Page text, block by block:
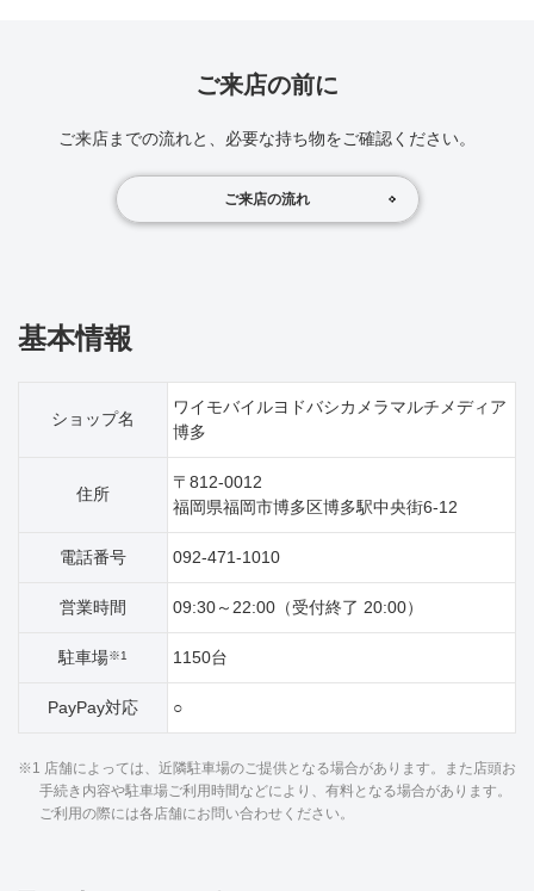
ご来店の前に
ご来店までの流れと、必要な持ち物をご確認ください。
ご来店の流れ
基本情報
ショップ名
ワイモバイルヨドバシカメラマルチメディア
博多
住所
〒812-0012
福岡県福岡市博多区博多駅中央街6‐12
電話番号 092-471-1010
営業時間 09:30～22:00（受付終了 20:00）
駐車場※1 1150台
PayPay対応 ○
※1 店舗によっては、近隣駐車場のご提供となる場合があります。また店頭お
手続き内容や駐車場ご利用時間などにより、有料となる場合があります。
ご利用の際には各店舗にお問い合わせください。